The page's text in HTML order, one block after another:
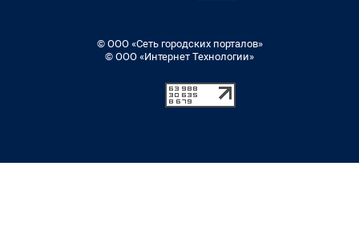
© ООО «Сеть городских порталов»
© ООО «Интернет Технологии»